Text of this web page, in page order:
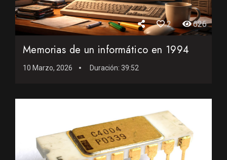
2 626
Memorias de un informático en 1994
10 Marzo, 2026 Duración: 39:52